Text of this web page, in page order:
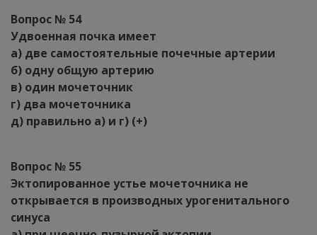
Вопрос № 54
Удвоенная почка имеет
а) две самостоятельные почечные артерии
б) одну общую артерию
в) один мочеточник
г) два мочеточника
д) правильно а) и г) (+)
Вопрос № 55
Эктопированное устье мочеточника не
открывается в производных урогенитального
синуса